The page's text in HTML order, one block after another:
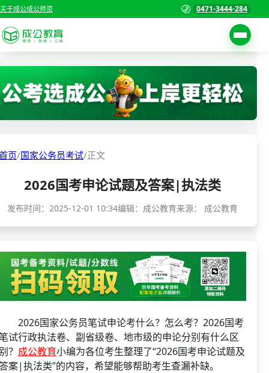
关于成公成公师资 0471-3444-284
考试公告
职位表
准考证打印
考试政策
成绩查询
分数线
资格复审
面试补录
公务员课程
首页
国家公务员考试
警察/辅警考试
教师资格/教师编制
国企/银行考试
页/国家公务员考试/正文
2026国考申论试题及答案|执法类
发布时间： 2025-12-01 10:34编辑：成公教育来源： 成公教育
国家公务员笔试申论考什么？怎么考？2026国考
试行政执法卷、副省级卷、地市级的申论分别有什么区
？ 成公教育小编为各位考生整理了“2026国考申论试题及
案|执法类”的内容，希望能够帮助考生查漏补缺。